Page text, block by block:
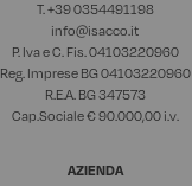
T. +390354491198
info@isacco.it
P. Iva e C. Fis. 04103220960
Reg. Imprese BG 04103220960
R.E.A. BG 347573
Cap.Sociale € 90.000,00 i.v.
AZIENDA